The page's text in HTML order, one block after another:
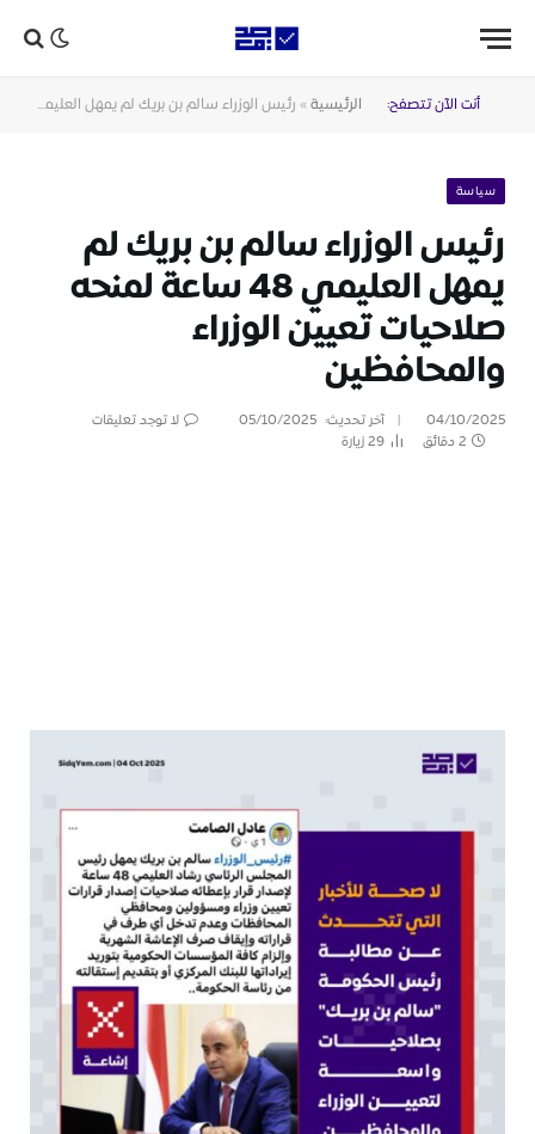
أنت الآن تتصفح: الرئيسية » رئيس الوزراء سالم بن بريك لم يمهل العليمي 48 ساعة لمنحه صلاحيات تعيين الوزراء والمحافظين
سياسة
رئيس الوزراء سالم بن بريك لم
يمهل العليمي 48 ساعة لمنحه
صلاحيات تعيين الوزراء
والمحافظين
04/10/2025 آخر تحديث: 05/10/2025
لا توجد تعليقات
2 دقائق
29زيارة